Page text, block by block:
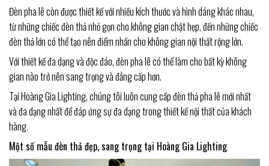
Đèn pha lê còn được thiết kế với nhiều kích thước và hình dáng khác nhau,
từ những chiếc đèn thả nhỏ gọn cho không gian chật hẹp, đến những chiếc
đèn thả lớn có thể tạo nên điểm nhấn cho không gian nội thất rộng lớn.
Với thiết kế đa dạng và độc đáo, đèn pha lê có thể làm cho bất kỳ không
gian nào trở nên sang trọng và đẳng cấp hơn.
Tại Hoàng Gia Lighting, chúng tôi luôn cung cấp đèn thả pha lê mới nhất
và đa dạng nhất để đáp ứng sự đa dạng trong thiết kế nội thất của khách
hàng.
Một số mẫu đèn thả đẹp, sang trọng tại Hoàng Gia Lighting